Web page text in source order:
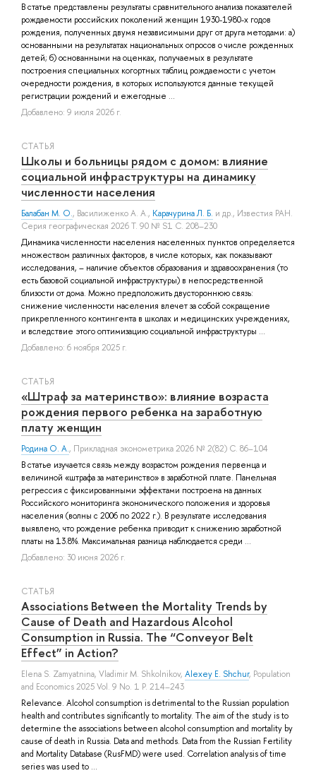
В статье представлены результаты сравнительного анализа показателей
рождаемости российских поколений женщин 1930-1980-х годов
рождения, полученных двумя независимыми друг от друга методами: а)
основанными на результатах национальных опросов о числе рожденных
детей; б) основанными на оценках, получаемых в результате
построения специальных когортных таблиц рождаемости с учетом
очередности рождения, в которых используются данные текущей
регистрации рождений и ежегодные ...
Добавлено: 9 июля 2026 г.
СТАТЬЯ
Школы и больницы рядом с домом: влияние
социальной инфраструктуры на динамику
численности населения
Балабан М. О., Василиженко А. А., Карачурина Л. Б. и др., Известия РАН.
Серия географическая 2026 Т. 90 № S1 С. 208–230
Динамика численности населения населенных пунктов определяется
множеством различных факторов, в числе которых, как показывают
исследования, – наличие объектов образования и здравоохранения (то
есть базовой социальной инфраструктуры) в непосредственной
близости от дома. Можно предположить двустороннюю связь:
снижение численности населения влечет за собой сокращение
прикрепленного контингента в школах и медицинских учреждениях,
и вследствие этого оптимизацию социальной инфраструктуры ...
Добавлено: 6 ноября 2025 г.
СТАТЬЯ
«Штраф за материнство»: влияние возраста
рождения первого ребенка на заработную
плату женщин
Родина О. А., Прикладная эконометрика 2026 № 2(82) С. 86–104
В статье изучается связь между возрастом рождения первенца и
величиной «штрафа за материнство» в заработной плате. Панельная
регрессия с фиксированными эффектами построена на данных
Российского мониторинга экономического положения и здоровья
населения (волны с 2006 по 2022 г.). В результате исследования
выявлено, что рождение ребенка приводит к снижению заработной
платы на 13.8%. Максимальная разница наблюдается среди ...
Добавлено: 30 июня 2026 г.
СТАТЬЯ
Associations Between the Mortality Trends by
Cause of Death and Hazardous Alcohol
Consumption in Russia. The “Conveyor Belt
Effect” in Action?
Elena S. Zamyatnina, Vladimir M. Shkolnikov, Alexey E. Shchur, Population
and Economics 2025 Vol. 9 No. 1 P. 214–243
Relevance. Alcohol consumption is detrimental to the Russian population
health and contributes significantly to mortality. The aim of the study is to
determine the associations between alcohol consumption and mortality by
cause of death in Russia. Data and methods. Data from the Russian Fertility
and Mortality Database (RusFMD) were used. Correlation analysis of time
series was used to ...